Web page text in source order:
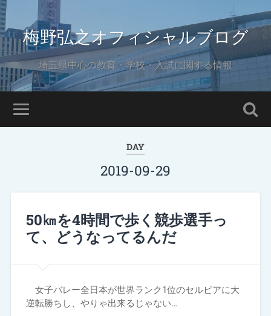
梅野弘之オフィシャルブログ
埼玉県中心の教育・学校・入試に関する情報
DAY
2019-09-29
50㎞を4時間で歩く競歩選手っ
て、どうなってるんだ
女子バレー全日本が世界ランク1位のセルビアに大
逆転勝ちし、やりゃ出来るじゃない…